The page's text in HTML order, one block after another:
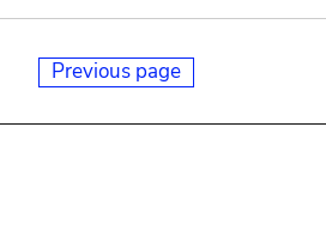
Previous page